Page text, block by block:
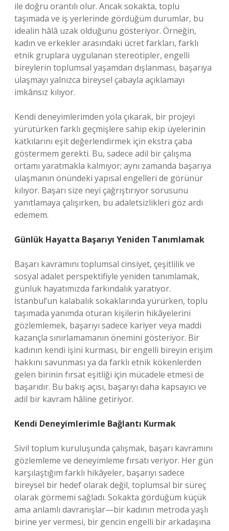
ile doğru orantılı olur. Ancak sokakta, toplu
taşımada ve iş yerlerinde gördüğüm durumlar, bu
idealin hâlâ uzak olduğunu gösteriyor. Örneğin,
kadın ve erkekler arasındaki ücret farkları, farklı
etnik gruplara uygulanan stereotipler, engelli
bireylerin toplumsal yaşamdan dışlanması, başarıya
ulaşmayı yalnızca bireysel çabayla açıklamayı
imkânsız kılıyor.
Kendi deneyimlerimden yola çıkarak, bir projeyi
yürütürken farklı geçmişlere sahip ekip üyelerinin
katkılarını eşit değerlendirmek için ekstra çaba
göstermem gerekti. Bu, sadece adil bir çalışma
ortamı yaratmakla kalmıyor; aynı zamanda başarıya
ulaşmanın önündeki yapısal engelleri de görünür
kılıyor. Başarı size neyi çağrıştırıyor sorusunu
yanıtlamaya çalışırken, bu adaletsizlikleri göz ardı
edemem.
Günlük Hayatta Başarıyı Yeniden Tanımlamak
Başarı kavramını toplumsal cinsiyet, çeşitlilik ve
sosyal adalet perspektifiyle yeniden tanımlamak,
günlük hayatımızda farkındalık yaratıyor.
İstanbul’un kalabalık sokaklarında yürürken, toplu
taşımada yanımda oturan kişilerin hikâyelerini
gözlemlemek, başarıyı sadece kariyer veya maddi
kazançla sınırlamamanın önemini gösteriyor. Bir
kadının kendi işini kurması, bir engelli bireyin erişim
hakkını savunması ya da farklı etnik kökenlerden
gelen birinin fırsat eşitliği için mücadele etmesi de
başarıdır. Bu bakış açısı, başarıyı daha kapsayıcı ve
adil bir kavram hâline getiriyor.
Kendi Deneyimlerimle Bağlantı Kurmak
Sivil toplum kuruluşunda çalışmak, başarı kavramını
gözlemleme ve deneyimleme fırsatı veriyor. Her gün
karşılaştığım farklı hikâyeler, başarıyı sadece
bireysel bir hedef olarak değil, toplumsal bir süreç
olarak görmemi sağladı. Sokakta gördüğüm küçük
ama anlamlı davranışlar—bir kadının metroda yaşlı
birine yer vermesi, bir gencin engelli bir arkadaşına